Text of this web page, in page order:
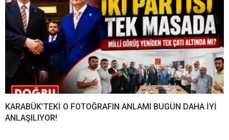
KARABÜK’TEKİ O FOTOĞRAFIN ANLAMI BUGÜN DAHA İYİ
ANLAŞILIYOR!